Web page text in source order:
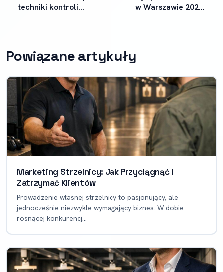
techniki kontroli
w Warszawie 2026:
Powiązane artykuły
Marketing Strzelnicy: Jak Przyciągnąć i
Zatrzymać Klientów
Prowadzenie własnej strzelnicy to pasjonujący, ale
jednocześnie niezwykle wymagający biznes. W dobie
rosnącej konkurencj...